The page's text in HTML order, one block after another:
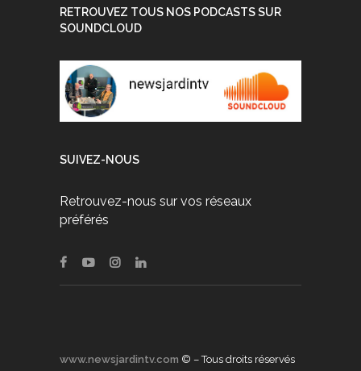
RETROUVEZ TOUS NOS PODCASTS SUR
SOUNDCLOUD
SUIVEZ-NOUS
Retrouvez-nous sur vos réseaux
préférés
www.newsjardintv.com © – Tous droits réservés